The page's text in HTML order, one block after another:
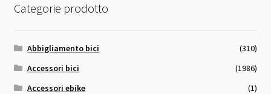
Categorie prodotto
Abbigliamento bici
(310)
Accessori bici
(1986)
Accessori ebike
(1)